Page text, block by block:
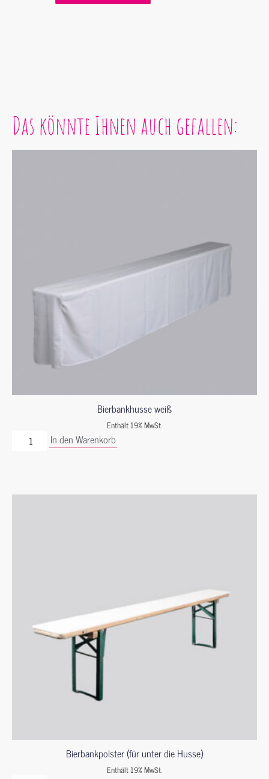
Das könnte Ihnen auch gefallen:
Bierbankhusse weiß
Enthält 19% MwSt.
In den Warenkorb
Bierbankpolster (für unter die Husse)
Enthält 19% MwSt.